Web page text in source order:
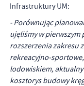
Infrastruktury UM:
- Porównując
ujęliśmy w pierwszym
rozszerzenia zakresu
rekreacyjno-
lodowiskiem,
kosztorys budowy